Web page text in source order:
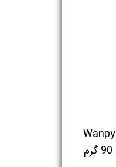
پودینگ گربه ونپی با طعم مرغ و هویج - Wanpy